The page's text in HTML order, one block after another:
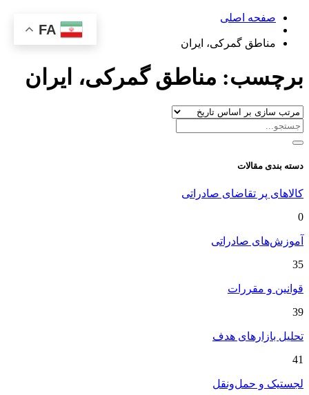
صفحه اصلی
مناطق گمرکی، ایران
برچسب: مناطق گمرکی، ایران
دسته بندی مقالات
کالاهای پر تقاضای صادراتی
0
آموزش‌های صادراتی
35
قوانین و مقررات
39
تحلیل بازارهای هدف
41
لجستیک و حمل‌ونقل
FA